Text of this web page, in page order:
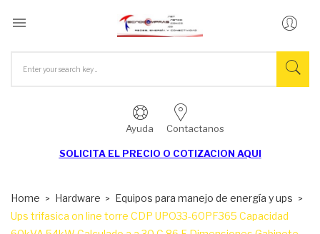

Ayuda Contactanos
SOLICITA EL PRECIO O COTIZACION AQUI
Home Hardware
Equipos para manejo de energía y ups
Ups trifasica on line torre CDP UPO33-60PF365 Capacidad